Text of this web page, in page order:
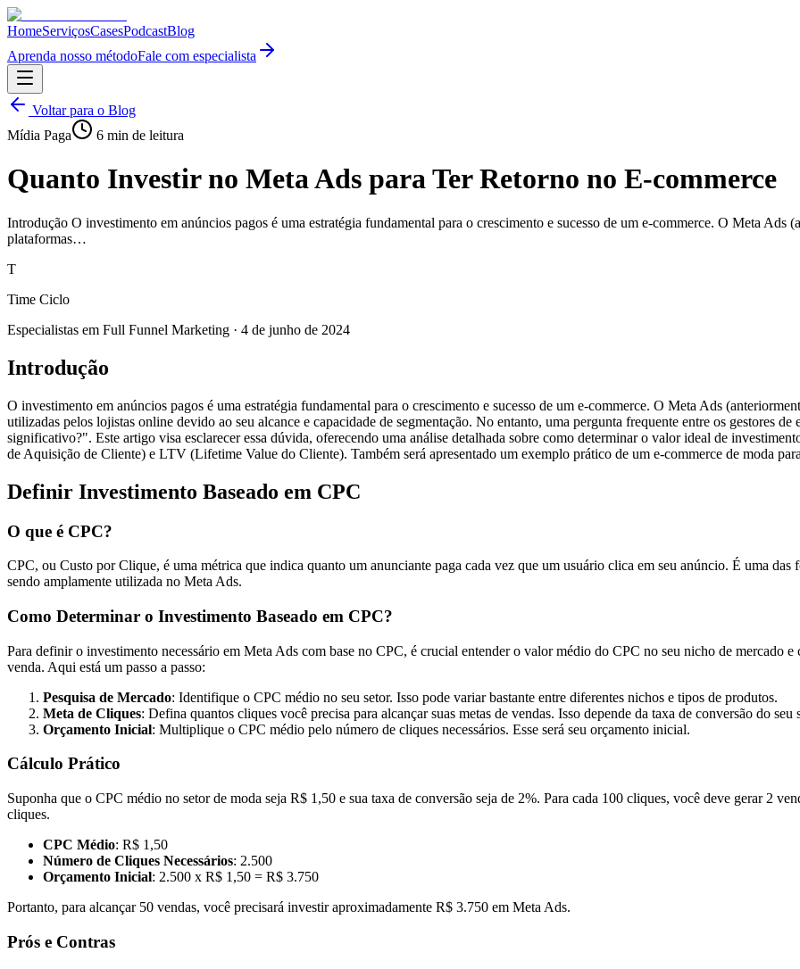
HomeServiçosCasesPodcastBlog
Aprenda nosso métodoFale com especialista
Voltar para o Blog
Mídia Paga
6 min de leitura
Quanto Investir no Meta Ads para Ter Retorno no E-commerce
Introdução O investimento em anúncios pagos é uma estratégia fundamental para o crescimento e sucesso de um e-commerce. O Meta Ads
plataformas…
T
Time Ciclo
Especialistas em Full Funnel Marketing · 4 de junho de 2024
Introdução
O investimento em anúncios pagos é uma estratégia fundamental para o crescimento e sucesso de um e-commerce. O Meta Ads
utilizadas pelos lojistas online devido ao seu alcance e capacidade de segmentação. No entanto, uma pergunta frequente entre os gestores
significativo?". Este artigo visa esclarecer essa dúvida, oferecendo uma análise detalhada sobre como determinar o valor ideal de
de Aquisição de Cliente) e LTV (Lifetime Value do Cliente). Também será apresentado um exemplo prático de um e-commerce de moda
Definir Investimento Baseado em CPC
O que é CPC?
CPC, ou Custo por Clique, é uma métrica que indica quanto um anunciante paga cada vez que um usuário clica em seu anúncio. É uma
sendo amplamente utilizada no Meta Ads.
Como Determinar o Investimento Baseado em CPC?
Para definir o investimento necessário em Meta Ads com base no CPC, é crucial entender o valor médio do CPC no seu nicho de mercado
venda. Aqui está um passo a passo:
Pesquisa de Mercado: Identifique o CPC médio no seu setor. Isso pode variar bastante entre diferentes nichos e tipos de produtos.
Meta de Cliques: Defina quantos cliques você precisa para alcançar suas metas de vendas. Isso depende da taxa de conversão do seu
Orçamento Inicial: Multiplique o CPC médio pelo número de cliques necessários. Esse será seu orçamento inicial.
Cálculo Prático
Suponha que o CPC médio no setor de moda seja R$ 1,50 e sua taxa de conversão seja de 2%. Para cada 100 cliques, você deve gerar 2
cliques.
CPC Médio: R$ 1,50
Número de Cliques Necessários: 2.500
Orçamento Inicial: 2.500 x R$ 1,50 = R$ 3.750
Portanto, para alcançar 50 vendas, você precisará investir aproximadamente R$ 3.750 em Meta Ads.
Prós e Contras